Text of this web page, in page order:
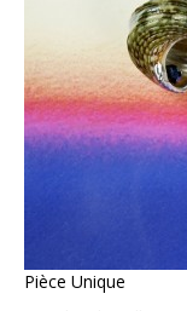
Pièce Unique